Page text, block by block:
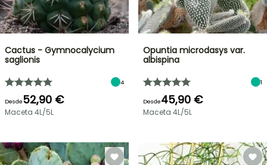
Cactus - Gymnocalycium
saglionis
4
Desde52,90 €
Maceta 4L/5L
Opuntia microdasys var.
albispina
1
Desde45,90 €
Maceta 4L/5L